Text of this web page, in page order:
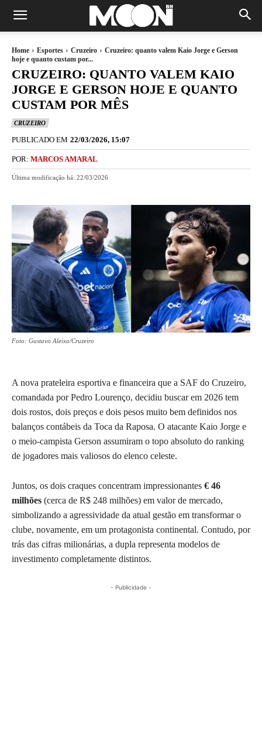
Home Esportes Cruzeiro
Cruzeiro: quanto valem Kaio Jorge e Gerson
hoje e quanto custam por...
CRUZEIRO: QUANTO VALEM KAIO
JORGE E GERSON HOJE E QUANTO
CUSTAM POR MÊS
CRUZEIRO
PUBLICADO EM 22/03/2026, 15:07
POR: MARCOS AMARAL
Última modificação há: 22/03/2026
Foto: Gustavo Aleixo/Cruzeiro
A nova prateleira esportiva e financeira que a SAF do Cruzeiro,
comandada por Pedro Lourenço, decidiu buscar em 2026 tem
dois rostos, dois preços e dois pesos muito bem definidos nos
balanços contábeis da Toca da Raposa. O atacante Kaio Jorge e
o meio-campista Gerson assumiram o topo absoluto do ranking
de jogadores mais valiosos do elenco celeste.
Juntos, os dois craques concentram impressionantes € 46
milhões (cerca de R$ 248 milhões) em valor de mercado,
simbolizando a agressividade da atual gestão em transformar o
clube, novamente, em um protagonista continental. Contudo, por
trás das cifras milionárias, a dupla representa modelos de
investimento completamente distintos.
- Publicidade -